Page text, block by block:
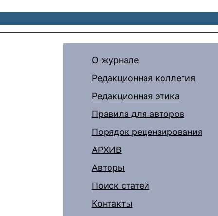
О журнале
Редакционная коллегия
Редакционная этика
Правила для авторов
Порядок рецензирования
АРХИВ
Авторы
Поиск статей
Контакты